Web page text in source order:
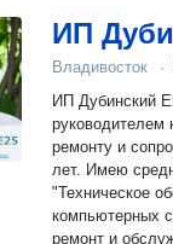
ИП
Владивосток ·
ИП Дубинский Егор
руководителем
ремонту и
лет. Имею среднее специальное образование факультет
"Техническое
компьютерных сетей. Основная деятельность
ремонт и